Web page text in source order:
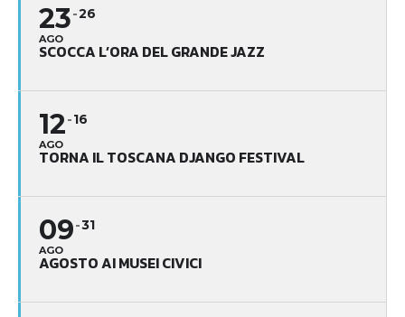
23
AGO
26
SCOCCA L’ORA DEL GRANDE JAZZ
12
AGO
16
TORNA IL TOSCANA DJANGO FESTIVAL
09
AGO
31
AGOSTO AI MUSEI CIVICI